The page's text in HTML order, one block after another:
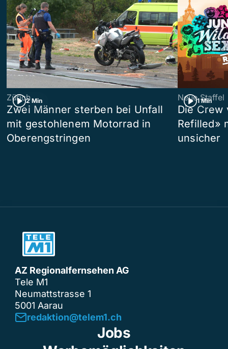
2 Min
Zürich
Zwei Männer sterben bei Unfall
mit gestohlenem Motorrad in
Oberengstringen
1 Min
Neue Staffel
Die Crew
Refilled»
unsicher
AZ Regionalfernsehen AG
Tele M1
Neumattstrasse 1
5001 Aarau
redaktion@telem1.ch
Jobs